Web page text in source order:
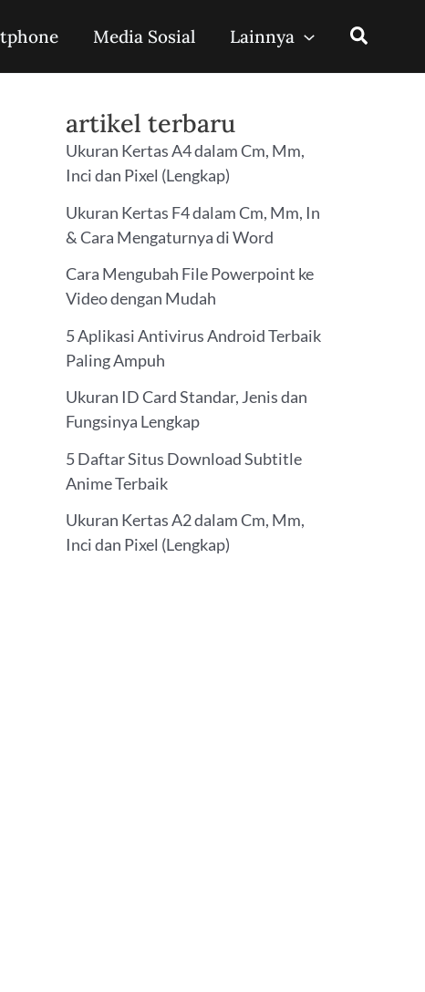
Media Sosial Lainnya
artikel terbaru
Ukuran Kertas A4 dalam Cm, Mm,
Inci dan Pixel (Lengkap)
Ukuran Kertas F4 dalam Cm, Mm, In
& Cara Mengaturnya di Word
Cara Mengubah File Powerpoint ke
Video dengan Mudah
5 Aplikasi Antivirus Android Terbaik
Paling Ampuh
Ukuran ID Card Standar, Jenis dan
Fungsinya Lengkap
5 Daftar Situs Download Subtitle
Anime Terbaik
Ukuran Kertas A2 dalam Cm, Mm,
Inci dan Pixel (Lengkap)